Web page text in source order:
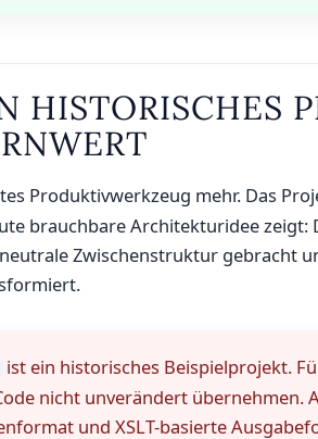
HISTORISCHES
Produktivwerkzeug mehr. Das
brauchbare Architekturidee zeigt:
neutrale Zwischenstruktur gebracht
ist ein historisches Beispielprojekt.
nicht unverändert übernehmen.
und XSLT-basierte